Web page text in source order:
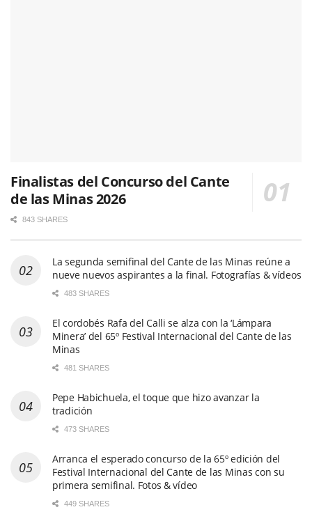
Finalistas del Concurso del Cante
de las Minas 2026
843 SHARES
La segunda semifinal del Cante de las Minas reúne a
nueve nuevos aspirantes a la final. Fotografías & vídeos
483 SHARES
El cordobés Rafa del Calli se alza con la ‘Lámpara
Minera’ del 65º Festival Internacional del Cante de las
Minas
481 SHARES
Pepe Habichuela, el toque que hizo avanzar la
tradición
473 SHARES
Arranca el esperado concurso de la 65º edición del
Festival Internacional del Cante de las Minas con su
primera semifinal. Fotos & vídeo
449 SHARES